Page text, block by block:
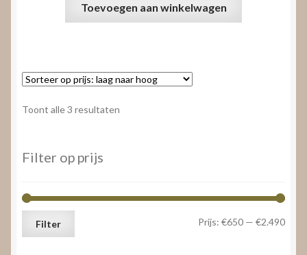
Toevoegen aan winkelwagen
Toont alle 3 resultaten
Filter op prijs
Min.
Max.
Filter Prijs: €650 — €2.490